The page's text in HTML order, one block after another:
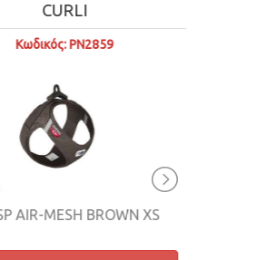
CURLI
Κωδικός: PN2859
AIR-MESH BROWN XS